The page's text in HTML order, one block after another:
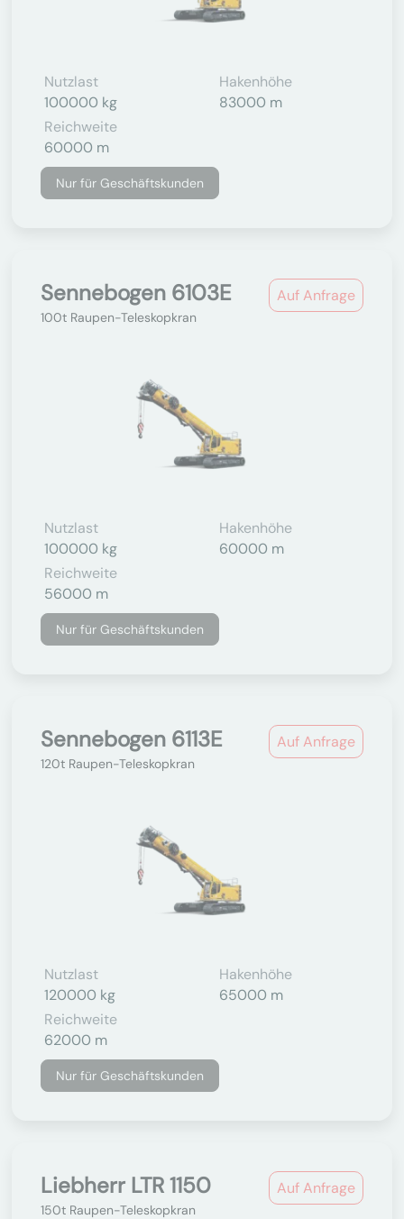
Nutzlast
100000 kg
Hakenhöhe
83000 m
Reichweite
60000 m
Nur für Geschäftskunden
Auf Anfrage
Sennebogen 6103E
100t Raupen-Teleskopkran
Nutzlast
100000 kg
Hakenhöhe
60000 m
Reichweite
56000 m
Nur für Geschäftskunden
Auf Anfrage
Sennebogen 6113E
120t Raupen-Teleskopkran
Nutzlast
120000 kg
Hakenhöhe
65000 m
Reichweite
62000 m
Nur für Geschäftskunden
Auf Anfrage
Liebherr LTR 1150
150t Raupen-Teleskopkran